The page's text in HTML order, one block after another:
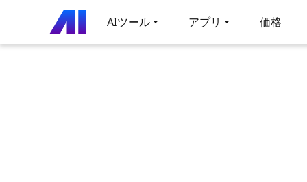
AIツール アプリ 価格